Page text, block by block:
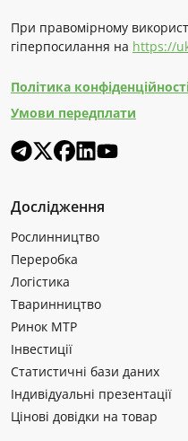
При правомірному
гіперпосилання на https://
Політика
Умови передплати
Дослідження
Рослинництво
Переробка
Логістика
Тваринництво
Ринок МТР
Інвестиції
Статистичні бази даних
Індивідуальні презентації
Цінові довідки на товар